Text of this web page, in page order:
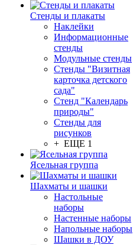
Стенды и плакаты
Наклейки
Информационные
стенды
Модульные стенды
Стенды "Визитная
карточка детского
сада"
Стенд "Календарь
природы"
Стенды для
рисунков
+ ЕЩЕ 1
Ясельная группа
Шахматы и шашки
Настольные
наборы
Настенные наборы
Напольные наборы
Шашки в ДОУ